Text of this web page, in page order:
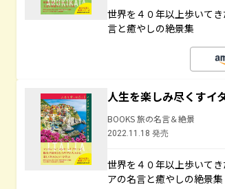
世界を４０年以上歩いて
言と癒やしの絶景集
人生を楽しみ尽くすイ
BOOKS 旅の名言＆絶景
2022.11.18 発売
世界を４０年以上歩いて
アの名言と癒やしの絶景集